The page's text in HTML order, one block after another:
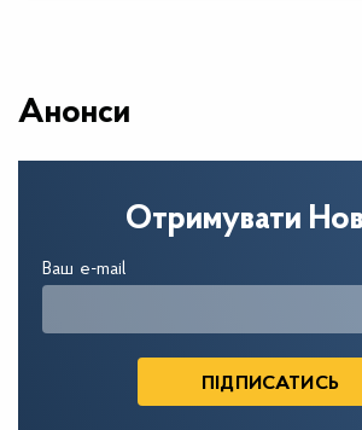
Анонси
Отримувати
Ваш e-mail